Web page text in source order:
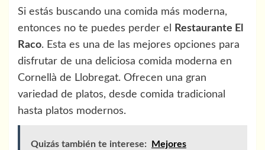
Si estás buscando una comida más moderna,
entonces no te puedes perder el
Restaurante El
Raco. Esta es una de las mejores opciones para
disfrutar de una deliciosa comida moderna en
Cornellà de Llobregat. Ofrecen una gran
variedad de platos, desde comida tradicional
hasta platos modernos.
Quizás también te interese:
Mejores